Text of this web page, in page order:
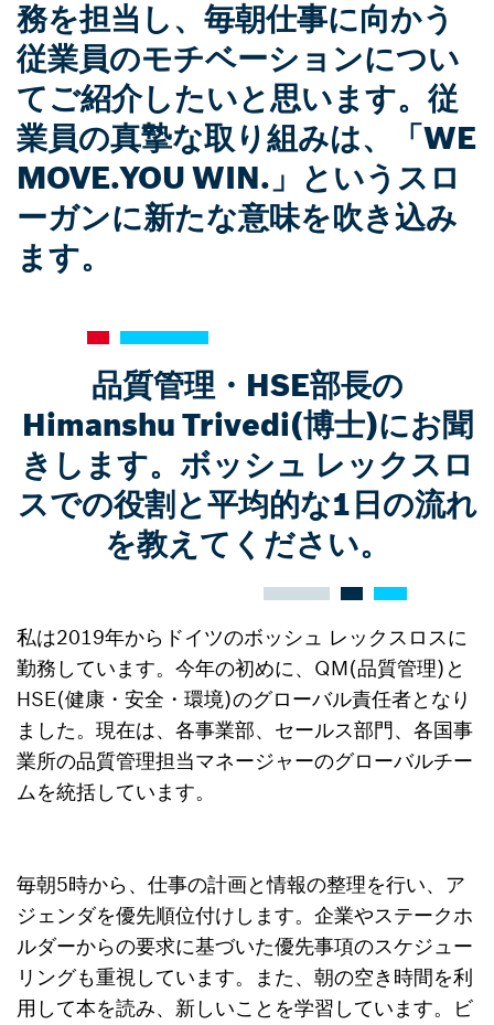
務を担当し、毎朝仕事に向かう
従業員のモチベーションについ
てご紹介したいと思います。従
業員の真摯な取り組みは、「WE
MOVE.YOU WIN.」というスロ
ーガンに新たな意味を吹き込み
ます。
品質管理・HSE部長の
Himanshu Trivedi(博士)にお聞
きします。ボッシュ レックスロ
スでの役割と平均的な1日の流れ
を教えてください。
私は2019年からドイツのボッシュ レックスロスに
勤務しています。今年の初めに、QM(品質管理)と
HSE(健康・安全・環境)のグローバル責任者となり
ました。現在は、各事業部、セールス部門、各国事
業所の品質管理担当マネージャーのグローバルチー
ムを統括しています。
毎朝5時から、仕事の計画と情報の整理を行い、ア
ジェンダを優先順位付けします。企業やステークホ
ルダーからの要求に基づいた優先事項のスケジュー
リングも重視しています。また、朝の空き時間を利
用して本を読み、新しいことを学習しています。ビ